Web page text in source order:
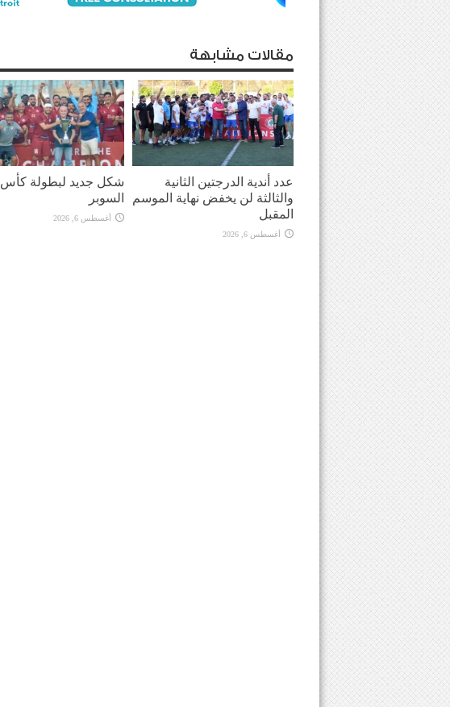
مقالات مشابهة
عدد أندية الدرجتين الثانية
والثالثة لن يخفض نهاية الموسم
المقبل
أغسطس 6, 2026
شكل جديد لبطولة كأس
السوبر
أغسطس 6, 2026